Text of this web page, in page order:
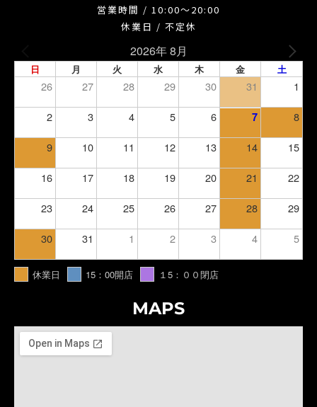
営業時間 / 10:00～20:00
休業日 / 不定休
2026年 8月
日 月 火 水 木 金 土
26 27 28 29 30 31 1
2 3 4 5 6 7 8
9 10 11 12 13 14 15
16 17 18 19 20 21 22
23 24 25 26 27 28 29
30 31 1 2 3 4 5
休業日 15：00開店 １5：００閉店
MAPS